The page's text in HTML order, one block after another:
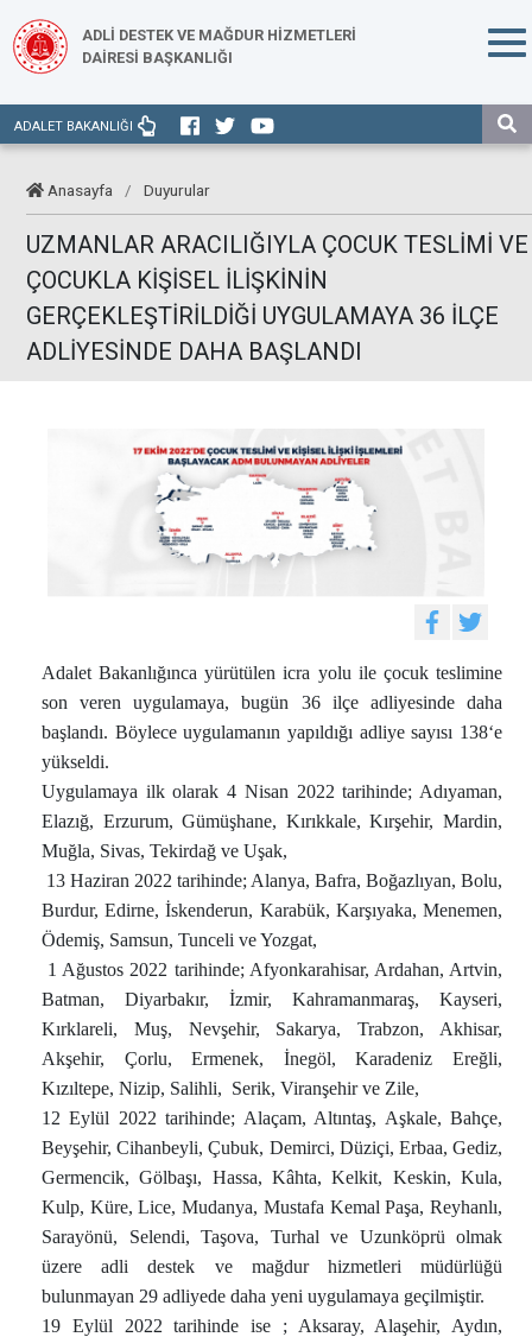
ADLİ DESTEK VE MAĞDUR HİZMETLERİ
DAİRESİ BAŞKANLIĞI
ADALET BAKANLIĞI
Anasayfa / Duyurular
UZMANLAR ARACILIĞIYLA ÇOCUK TESLİMİ VE
ÇOCUKLA KİŞİSEL İLİŞKİNİN
GERÇEKLEŞTİRİLDİĞİ UYGULAMAYA 36 İLÇE
ADLİYESİNDE DAHA BAŞLANDI
Adalet Bakanlığınca yürütülen icra yolu ile çocuk teslimine
son veren uygulamaya, bugün 36 ilçe adliyesinde daha
başlandı. Böylece uygulamanın yapıldığı adliye sayısı 138‘e
yükseldi.
Uygulamaya ilk olarak 4 Nisan 2022 tarihinde; Adıyaman,
Elazığ, Erzurum, Gümüşhane, Kırıkkale, Kırşehir, Mardin,
Muğla, Sivas, Tekirdağ ve Uşak,
13 Haziran 2022 tarihinde; Alanya, Bafra, Boğazlıyan, Bolu,
Burdur, Edirne, İskenderun, Karabük, Karşıyaka, Menemen,
Ödemiş, Samsun, Tunceli ve Yozgat,
1 Ağustos 2022 tarihinde; Afyonkarahisar, Ardahan, Artvin,
Batman, Diyarbakır, İzmir, Kahramanmaraş, Kayseri,
Kırklareli, Muş, Nevşehir, Sakarya, Trabzon, Akhisar,
Akşehir, Çorlu, Ermenek, İnegöl, Karadeniz Ereğli,
Kızıltepe, Nizip, Salihli, Serik, Viranşehir ve Zile,
12 Eylül 2022 tarihinde; Alaçam, Altıntaş, Aşkale, Bahçe,
Beyşehir, Cihanbeyli, Çubuk, Demirci, Düziçi, Erbaa, Gediz,
Germencik, Gölbaşı, Hassa, Kâhta, Kelkit, Keskin, Kula,
Kulp, Küre, Lice, Mudanya, Mustafa Kemal Paşa, Reyhanlı,
Sarayönü, Selendi, Taşova, Turhal ve Uzunköprü olmak
üzere adli destek ve mağdur hizmetleri müdürlüğü
bulunmayan 29 adliyede daha yeni uygulamaya geçilmiştir.
19 Eylül 2022 tarihinde ise ; Aksaray, Alaşehir, Aydın,